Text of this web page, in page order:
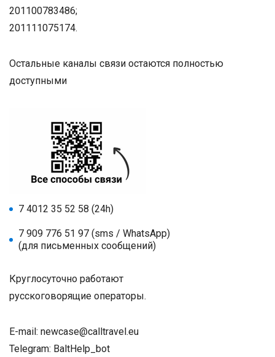
201100783486;
201111075174.
Остальные каналы связи остаются полностью
доступными
7 4012 35 52 58 (24h)
7 909 776 51 97 (sms / WhatsApp)
(для письменных сообщений)
Круглосуточно работают
русскоговорящие операторы.
E-mail: newcase@calltravel.eu
Telegram: BaltHelp_bot